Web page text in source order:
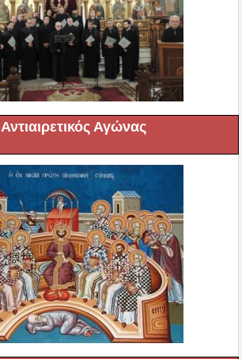
Αντιαιρετικός Αγώνας